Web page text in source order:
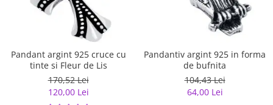
Pandant argint 925 cruce cu
tinte si Fleur de Lis
170,52 Lei
120,00 Lei
Pandantiv argint 925 in forma
de bufnita
104,43 Lei
64,00 Lei